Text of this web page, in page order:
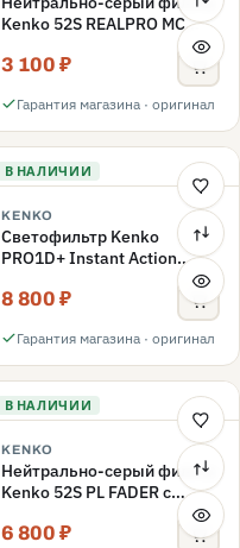
Kenko 52S REALPRO MC
3 100 ₽
Гарантия магазина · оригинал
В НАЛИЧИИ
KENKO
Светофильтр Kenko
PRO1D+ Instant Action
Variable NDX3-450+C-PLS
переменной плотности
8 800 ₽
Гарантия магазина · оригинал
В НАЛИЧИИ
KENKO
Нейтрально-серый фильтр
Kenko 52S PL FADER с
переменной плотностью
ND3-ND400 52mm
6 800 ₽